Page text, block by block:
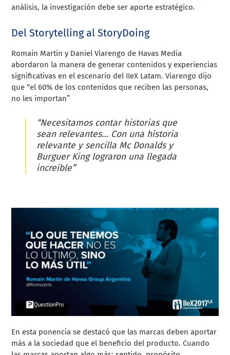
análisis, la investigación debe ser aporte estratégico.
Del Storytelling al StoryDoing
Romain Martin y Daniel Viarengo de Havas Media
abordaron la manera de generar contenidos y experiencias
significativas en el escenario del IIeX Latam.Viarengo dijo
que “el 60% de los contenidos que reciben las personas,
no les importan”
“Necesitamos contar historias que
sean relevantes… Con una historia
relevante y sencilla Mc Donalds y
Burguer King lograron una llegada
increíble”
En esta ponencia se destacó que las marcas deben aportar
más a la sociedad que el beneficio del producto. Cuando